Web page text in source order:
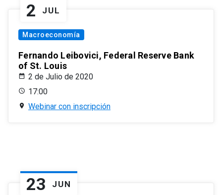
2 JUL
Macroeconomía
Fernando Leibovici, Federal Reserve Bank
of St. Louis
2 de Julio de 2020
17:00
Webinar con inscripción
23 JUN